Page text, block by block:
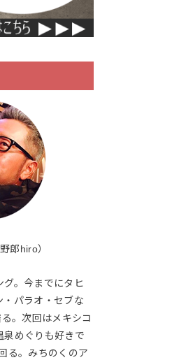
郎hiro）
。今までにタヒ
・パラオ・セブな
。次回はメキシコ
泉めぐりも好きで
る。みちのくのア